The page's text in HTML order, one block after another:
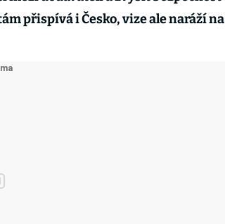
přispívá i Česko, vize ale naráží na